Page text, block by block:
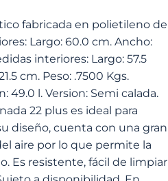
fabricada en polietileno de
Largo: 60.0 cm. Ancho:
interiores: Largo: 57.5
cm. Peso: .7500 Kgs.
49.0 l. Version: Semi calada.
22 plus es ideal para
diseño, cuenta con una gran
aire por lo que permite la
Es resistente, fácil de limpiar